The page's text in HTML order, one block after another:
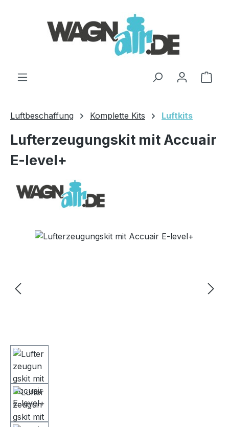
Luftbeschaffung Komplette Kits Luftkits
Lufterzeugungskit mit Accuair
E-level+
Bildergalerie überspringen